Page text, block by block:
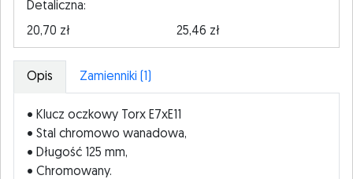
Detaliczna:
20,70 zł
25,46 zł
Opis Zamienniki (1)
• Klucz oczkowy Torx E7xE11
• Stal chromowo wanadowa,
• Długość 125 mm,
• Chromowany.